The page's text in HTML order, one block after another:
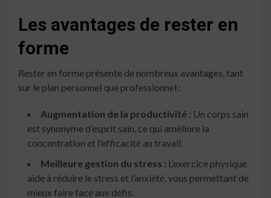
Les avantages de rester en
forme
Rester en forme présente de nombreux avantages, tant
sur le plan personnel que professionnel :
Augmentation de la productivité : Un corps sain
est synonyme d’esprit sain, ce qui améliore la
concentration et l’efficacité au travail.
Meilleure gestion du stress : L’exercice physique
aide à réduire le stress et l’anxiété, vous permettant de
mieux faire face aux défis.